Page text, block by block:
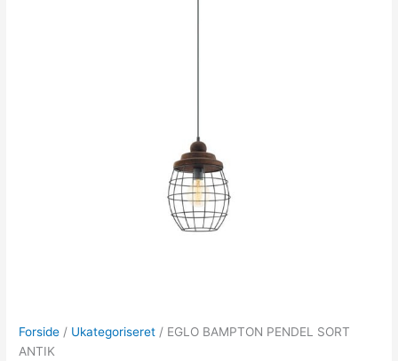
Forside / Ukategoriseret / EGLO BAMPTON PENDEL SORT
ANTIK